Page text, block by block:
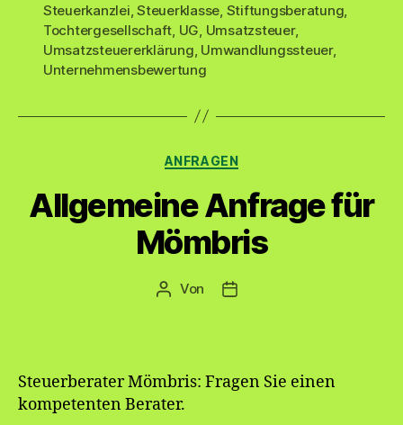
Steuerkanzlei ,Steuerklasse Stiftungsberatung
Tochtergesellschaft UG Umsatzsteuer,
Umsatzsteuererklärung Umwandlungssteuer,
Unternehmensbewertung
Kategorien
ANFRAGEN
Allgemeine Anfrage für
Mömbris
Beitragsautor
Von Veröffentlichungsdatum
Steuerberater Mömbris: Fragen Sie einen
kompetenten Berater.